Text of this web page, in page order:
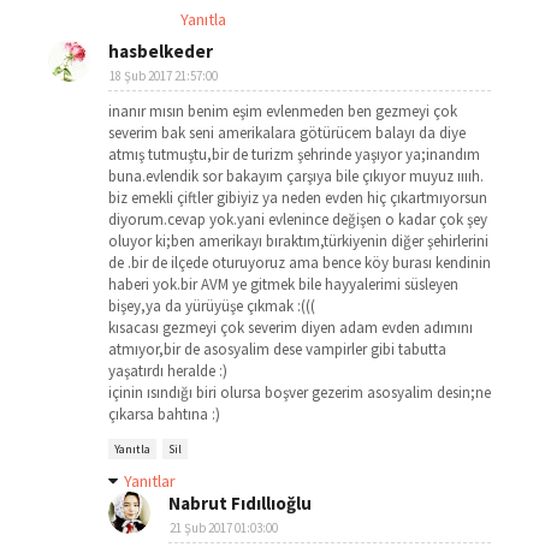
Yanıtla
hasbelkeder
18 Şub 2017 21:57:00
inanır mısın benim eşim evlenmeden ben gezmeyi çok
severim bak seni amerikalara götürücem balayı da diye
atmış tutmuştu,bir de turizm şehrinde yaşıyor ya;inandım
buna.evlendik sor bakayım çarşıya bile çıkıyor muyuz ııııh.
biz emekli çiftler gibiyiz ya neden evden hiç çıkartmıyorsun
diyorum.cevap yok.yani evlenince değişen o kadar çok şey
oluyor ki;ben amerikayı bıraktım,türkiyenin diğer şehirlerini
de .bir de ilçede oturuyoruz ama bence köy burası kendinin
haberi yok.bir AVM ye gitmek bile hayyalerimi süsleyen
bişey,ya da yürüyüşe çıkmak :(((
kısacası gezmeyi çok severim diyen adam evden adımını
atmıyor,bir de asosyalim dese vampirler gibi tabutta
yaşatırdı heralde :)
içinin ısındığı biri olursa boşver gezerim asosyalim desin;ne
çıkarsa bahtına :)
Yanıtla Sil
Yanıtlar
Nabrut Fıdıllıoğlu
21 Şub 2017 01:03:00